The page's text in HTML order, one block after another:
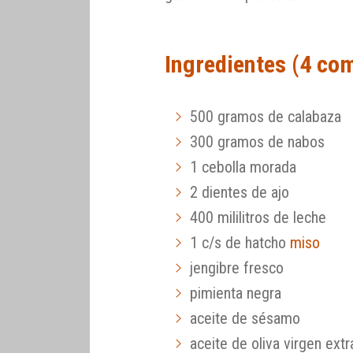
Ingredientes (4
500 gramos de calabaza
300 gramos de nabos
1 cebolla morada
2 dientes de ajo
400 mililitros de leche
1 c/s de hatcho miso
jengibre fresco
pimienta negra
aceite de sésamo
aceite de oliva virgen